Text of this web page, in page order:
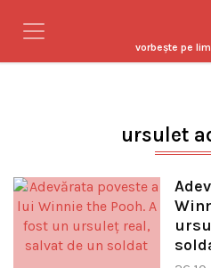
vorbeşte pe
ursulet